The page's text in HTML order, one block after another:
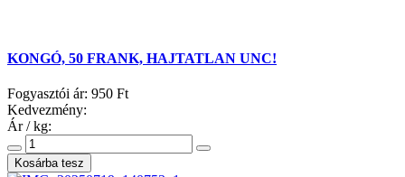
KONGÓ, 50 FRANK, HAJTATLAN UNC!
Fogyasztói ár: 950 Ft
Kedvezmény:
Ár / kg: